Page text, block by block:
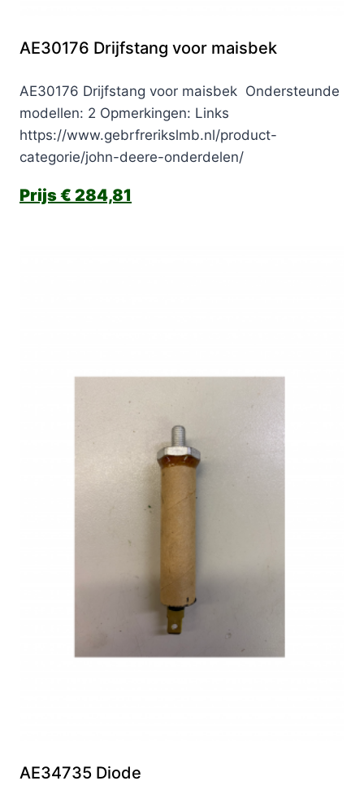
AE30176 Drijfstang voor maisbek
AE30176 Drijfstang voor maisbek Ondersteunde
modellen: 2 Opmerkingen: Links
https://www.gebrfrerikslmb.nl/product-
categorie/john-deere-onderdelen/
€ 284,81
AE34735 Diode